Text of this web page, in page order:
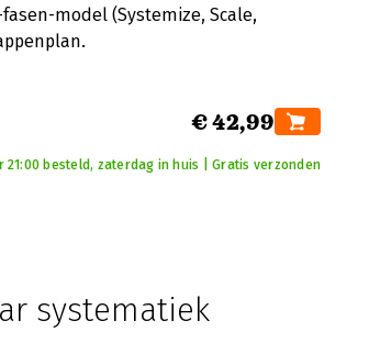
model (Systemize, Scale,
€ 42,99
21:00 besteld, zaterdag in huis | Gratis verzonden
systematiek